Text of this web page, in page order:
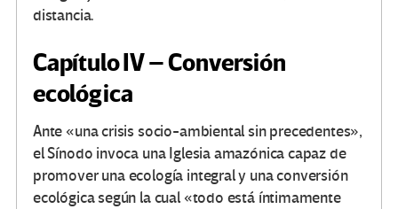
distancia.
Capítulo IV – Conversión
ecológica
Ante «una crisis socio-ambiental sin precedentes»,
el Sínodo invoca una Iglesia amazónica capaz de
promover una ecología integral y una conversión
ecológica según la cual «todo está íntimamente